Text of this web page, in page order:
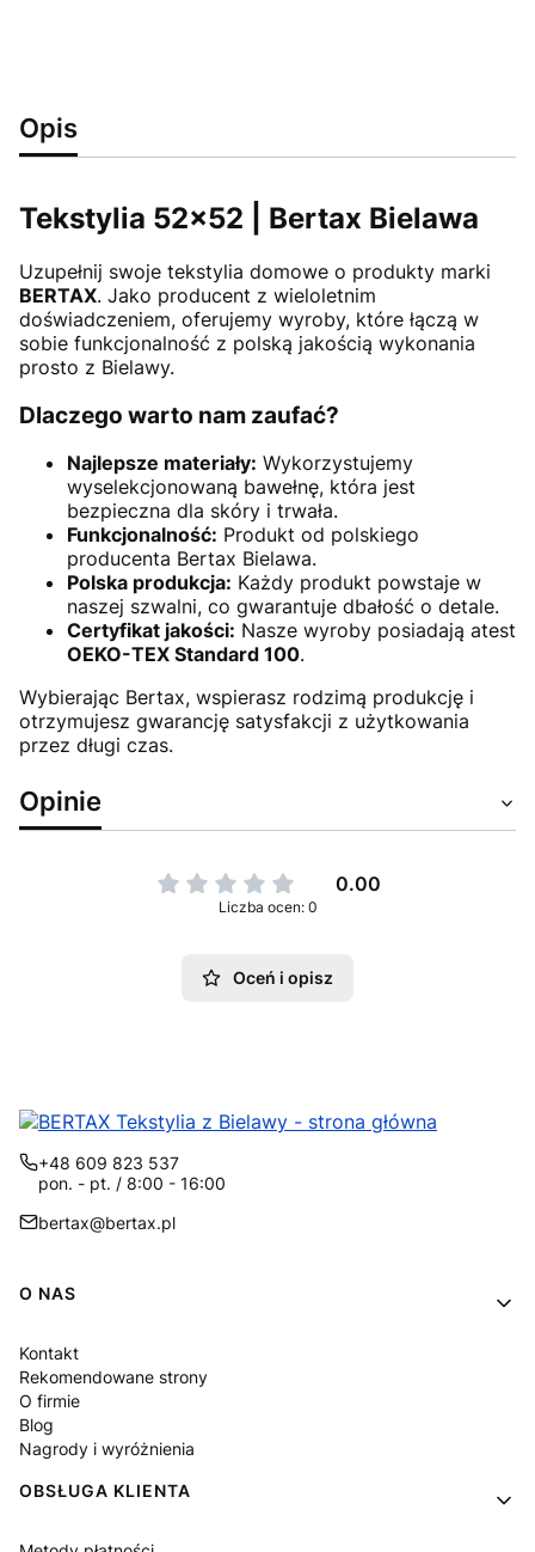
Opis
Tekstylia 52x52 | Bertax Bielawa
Uzupełnij swoje tekstylia domowe o produkty marki
BERTAX. Jako producent z wieloletnim
doświadczeniem, oferujemy wyroby, które łączą w
sobie funkcjonalność z polską jakością wykonania
prosto z Bielawy.
Dlaczego warto nam zaufać?
Najlepsze materiały: Wykorzystujemy
wyselekcjonowaną bawełnę, która jest
bezpieczna dla skóry i trwała.
Funkcjonalność: Produkt od polskiego
producenta Bertax Bielawa.
Polska produkcja: Każdy produkt powstaje w
naszej szwalni, co gwarantuje dbałość o detale.
Certyfikat jakości: Nasze wyroby posiadają atest
OEKO-TEX Standard 100.
Wybierając Bertax, wspierasz rodzimą produkcję i
otrzymujesz gwarancję satysfakcji z użytkowania
przez długi czas.
Opinie
0.00
Liczba ocen: 0
Oceń i opisz
+48 609 823 537
pon. - pt. / 8:00 - 16:00
bertax@bertax.pl
Linki w stopce
O NAS
Kontakt
Rekomendowane strony
O firmie
Blog
Nagrody i wyróżnienia
OBSŁUGA KLIENTA